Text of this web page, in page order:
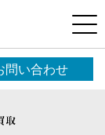
問い合わせ